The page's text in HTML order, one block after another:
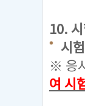
10.
시
※ 응
여 시